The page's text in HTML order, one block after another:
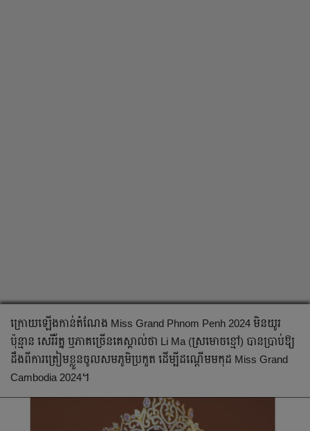
ក្រោយឡើងកាន់តំណែង Miss Grand Phnom Penh 2024 មិនយូរ
ប៉ុន្មាន សេរីរ័ត្ន ឬភាគច្រើនគេស្គាល់ថា Li Ma (ស្រមោចខ្មៅ) បានប្រាប់ឱ្យ
ដឹងពីការត្រៀមខ្លួនចូលសមភូមិប្រកួត ដើម្បីដណ្តើមមកុដ Miss Grand
Cambodia 2024។